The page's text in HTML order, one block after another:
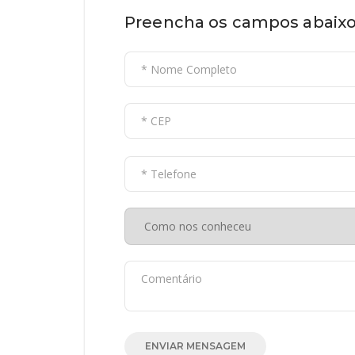
Preencha os campos
ENVIAR MENSAGEM